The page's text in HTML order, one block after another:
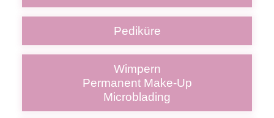
Pediküre
Wimpern
Permanent Make-Up
Microblading